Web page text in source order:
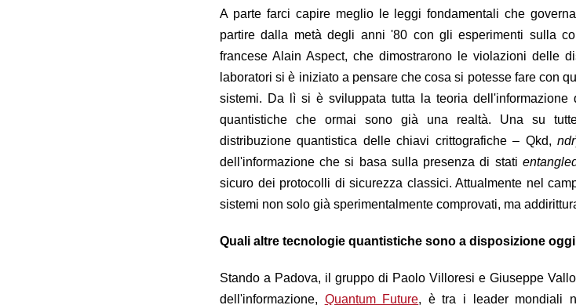
A parte farci capire meglio le leggi fondamentali che
partire dalla metà degli anni '80 con gli esperimenti sulla
francese Alain Aspect, che dimostrarono le violazioni delle
laboratori si è iniziato a pensare che cosa si potesse fare con
sistemi. Da lì si è sviluppata tutta la teoria dell'informazione
quantistiche che ormai sono già una realtà. Una su
distribuzione quantistica delle chiavi crittografiche – Qkd, ndr
dell'informazione che si basa sulla presenza di stati
sicuro dei protocolli di sicurezza classici. Attualmente nel
sistemi non solo già sperimentalmente comprovati, ma
Quali altre tecnologie quantistiche sono a disposizione oggi
Stando a Padova, il gruppo di Paolo Villoresi e Giuseppe
dell'informazione, Quantum Future, è tra i leader mondiali